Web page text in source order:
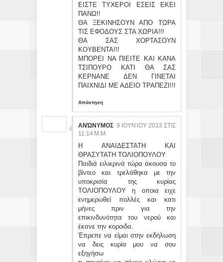
ΕΙΣΤΕ ΤΥΧΕΡΟΙ ΕΣΕΙΣ ΕΚΕΙ
ΠΑΝΩ!!
ΘΑ ΞΕΚΙΝΗΣΟΥΝ ΑΠΟ ΤΩΡΑ
ΤΙΣ ΕΦΟΔΟΥΣ ΣΤΑ ΧΩΡΙΑ!!!
ΘΑ ΣΑΣ ΧΟΡΤΑΣΟΥΝ
ΚΟΥΒΕΝΤΑ!!!
ΜΠΟΡΕΙ ΝΑ ΠΙΕΙΤΕ ΚΑΙ ΚΑΝΑ
ΤΣΙΠΟΥΡΟ ΚΑΤΙ ΘΑ ΣΑΣ
ΚΕΡΝΑΝΕ ΔΕΝ ΓΙΝΕΤΑΙ
ΠΑΙΧΝΙΔΙ ΜΕ ΑΔΕΙΟ ΤΡΑΠΕΖΙ!!!
Απάντηση
ΑΝΏΝΥΜΟΣ 9 ΙΟΥΝΊΟΥ 2013 ΣΤΙΣ
11:14 Μ.Μ.
Η ΑΝΑΙΔΕΣΤΑΤΗ ΚΑΙ
ΘΡΑΣΥΤΑΤΗ ΤΟΛΙΟΠΟΥΛΟΥ
Παιδιά ειλικρινά τώρα άκουσα το
βίντεο και τρελάθηκα με την
υποκρισία της κυρίας
ΤΟΛΙΟΠΟΥΛΟΥ η οποια ειχε
ενημερωθεί πολλές και κατι
μήνες πριν για την
επικινδυνότητα του νερού και
έκανε την κοροιδα.
Έπρεπε να είμαι στην εκδήλωση
να δεις κυρία μου να σου
εξηγήσω